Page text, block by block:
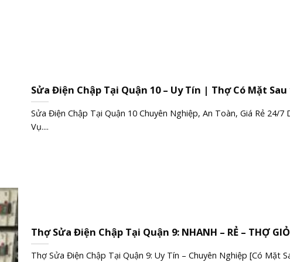
Sửa Điện Chập Tại Quận 10 – Uy Tín | Thợ Có Mặt Sau
Sửa Điện Chập Tại Quận 10 Chuyên Nghiệp, An Toàn, Giá Rẻ 24/7
Vụ....
Thợ Sửa Điện Chập Tại Quận 9: NHANH – RẺ – THỢ
Thợ Sửa Điện Chập Tại Quận 9: Uy Tín – Chuyên Nghiệp [Có Mặt